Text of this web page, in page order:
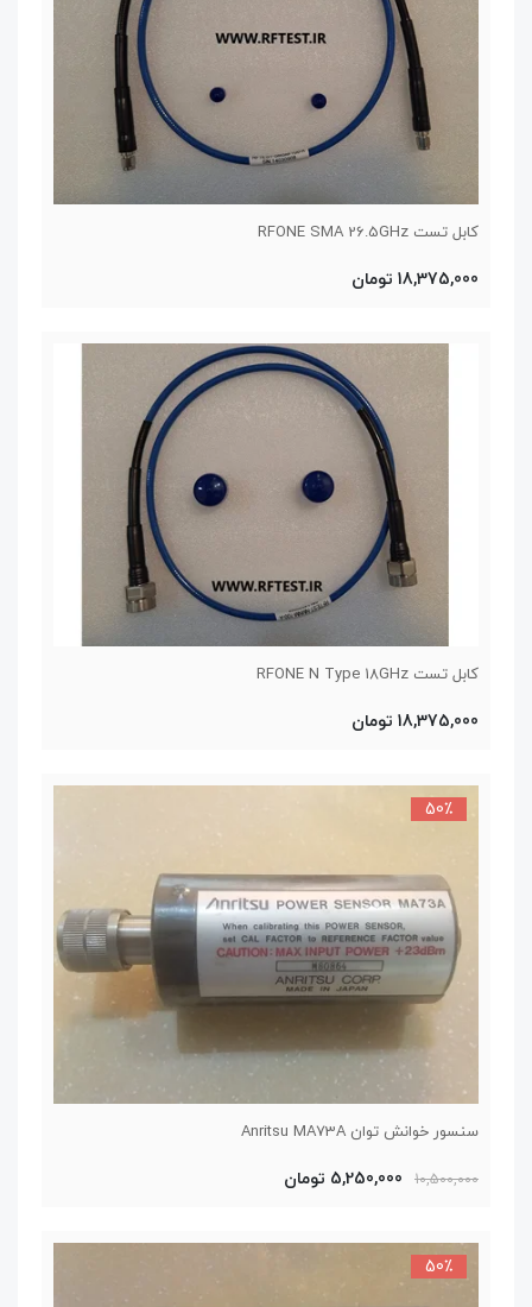
کابل تست RFONE SMA 26.5GHz
18,375,000 تومان
کابل تست RFONE N Type 18GHz
18,375,000 تومان
سنسور خوانش توان Anritsu MA73A
50٪
10,500,000 5,250,000 تومان
50٪